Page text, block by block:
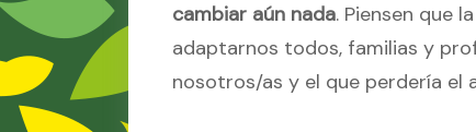
cambiar aún nada. Piensen que
adaptarnos todos, familias y
nosotros/as y el que perdería el